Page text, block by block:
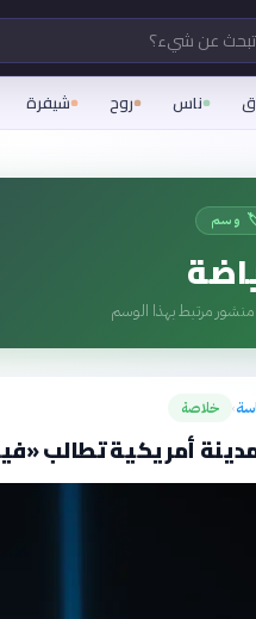
عن شيء؟
ناس روح شيفرة
وسم
منشور مرتبط بهذا الوسم
› خلاصة